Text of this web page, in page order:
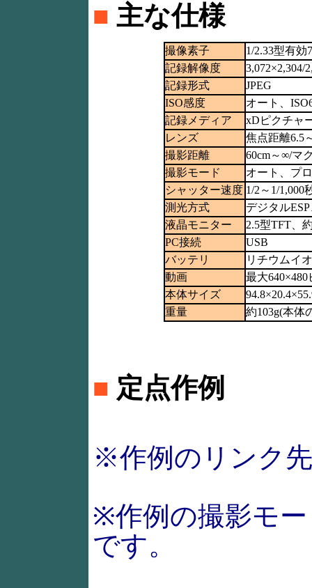
■ 主な仕様
撮像素子
1/2.33型有効
記録解像度
3,072×2,304/
記録形式
JPEG
ISO感度
オート、
記録メディア
xDピクチャ
レンズ
焦点距離6.5
撮影距離
60cm～∞/マ
撮影モード
オート、プ
シャッター速度 1/2～1/1,000
測光方式
デジタル
液晶モニター
2.5型TFT、
PC接続
USB
バッテリ
リチウムイ
動画
最大640×480
本体サイズ
重量
約103g(本体
■ 定点作例
※作例のリンク
※作例の撮影モ
です。